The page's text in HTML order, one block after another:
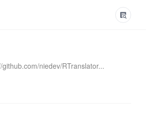
niedev/RTranslator...